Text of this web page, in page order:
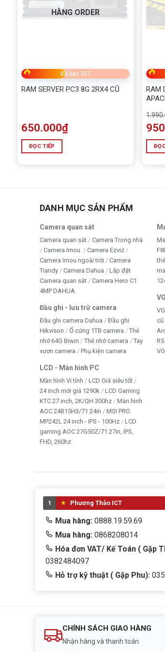
HÀNG ORDER
Đã bán 357
RAM SERVER PC3 8G 2RX4 CŨ
650.000₫
ĐỌC TIẾP
RAM
DANH MỤC SẢN PHẨM
Camera quan sát
Camera quan sát
Camera Trong nhà
Camera Imou
Camera Ezviz
Camera Imou ngoài trời
Camera
Tiandy
Camera Dahua
Lắp đặt
Camera quan sát
Camera Hero C1
4MP DAHUA
Đầu ghi - lưu trữ camera
Đầu ghi camera Dahua
Đầu ghi
Hikvison
Ổ cứng 1TB camera
Thẻ
nhớ 64G Biwin
Thẻ nhớ camera
Tay
vươn camera
Phụ kiện camera
LCD - Màn hình PC
Màn hình Vi tính
LCD Giá siêu tốt
24 inch mới giá 1290k
LCD Gaming
KTC 27 inch, 2K/QH 300hz
Màn hình
AOC 24B15H3/71 24in
MSI PRO
MP242L 24 inch - IPS - 100Hz
LCD
gaming AOC 27G50Z/71 27in, IPS,
FHD, 260hz
cũ
1 Phương Thảo ICT
Mua hàng: 0888.19.59.69
Mua hàng: 0868208014
Hóa đơn VAT/ Kế Toán ( Gặp
0382484097
Hỗ trợ kỹ thuật ( Gặp Phu):
CHÍNH SÁCH GIAO HÀNG
Nhận hàng và thanh toán